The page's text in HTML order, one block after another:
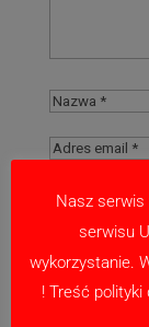
podczas
Nasz
serwisu
wykorzystanie.
! Treść